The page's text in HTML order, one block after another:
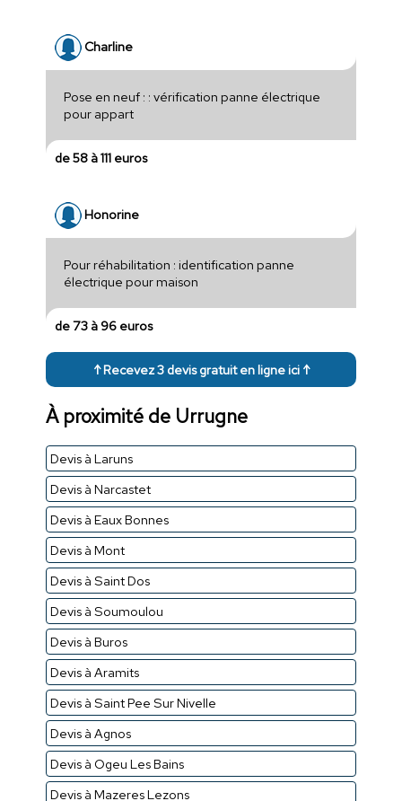
Charline
Pose en neuf : : vérification panne électrique
pour appart
de 58 à 111 euros
Honorine
Pour réhabilitation : identification panne
électrique pour maison
de 73 à 96 euros
↑ Recevez 3 devis gratuit en ligne ici ↑
À proximité de Urrugne
Devis à Laruns
Devis à Narcastet
Devis à Eaux Bonnes
Devis à Mont
Devis à Saint Dos
Devis à Soumoulou
Devis à Buros
Devis à Aramits
Devis à Saint Pee Sur Nivelle
Devis à Agnos
Devis à Ogeu Les Bains
Devis à Mazeres Lezons